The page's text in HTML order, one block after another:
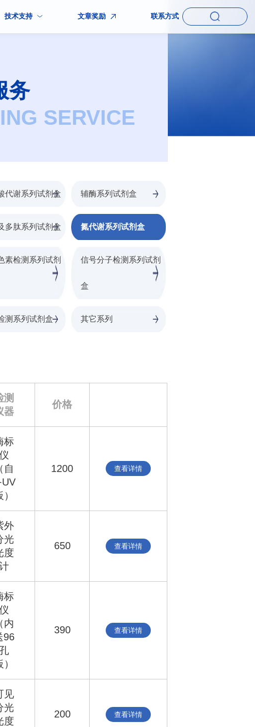
技术支持 文章奖励 联系方式
务
SERVICE
代谢系列试剂盒 辅酶系列试剂盒
多肽系列试剂盒 氮代谢系列试剂盒
素检测系列试剂 信号分子检测系列试剂
盒
测系列试剂盒 其它系列
测
器
价格
标
自
1200 查看详情
外
光
度
650 查看详情
标
内
96
390 查看详情
见
光
度
200 查看详情